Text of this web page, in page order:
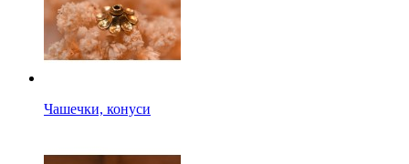
Чашечки, конуси